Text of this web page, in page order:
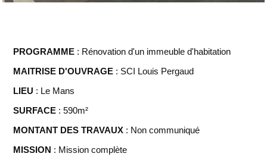
PROGRAMME : Rénovation d'un immeuble d'habitation
MAITRISE D'OUVRAGE : SCI Louis Pergaud
LIEU : Le Mans
SURFACE : 590m²
MONTANT DES TRAVAUX : Non communiqué
MISSION : Mission complète